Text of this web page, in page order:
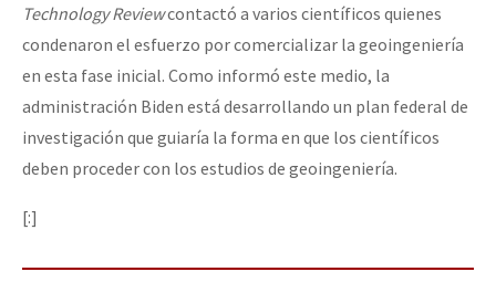
Technology Reviewcontactó a varios científicos quienes
condenaron el esfuerzo por comercializar la geoingeniería
en esta fase inicial. Como informó este medio, la
administración Biden está desarrollando un plan federal de
investigación que guiaría la forma en que los científicos
deben proceder con los estudios de geoingeniería.
[:]